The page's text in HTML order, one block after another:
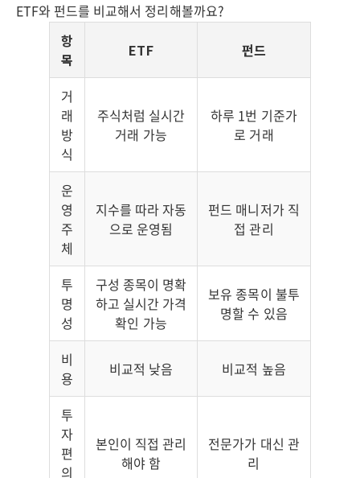
ETF와 펀드를 비교해서 정리해볼까요?
항
목
ETF 펀드
거
래
방
식
주식처럼 실시간
거래 가능
하루 1번 기준가
로 거래
운
영
주
체
지수를 따라 자동
으로 운영됨
펀드 매니저가 직
접 관리
투
명
성
구성 종목이 명확
하고 실시간 가격
확인 가능
보유 종목이 불투
명할 수 있음
비
용
비교적 낮음 비교적 높음
투
자
편
의
본인이 직접 관리
해야 함
전문가가 대신 관
리